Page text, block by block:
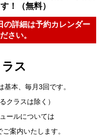
！（無料）
詳細は予約カレンダー
さい。
ス
本、毎月3回です。
クラスは除く）
ールについては
ご案内いたします。